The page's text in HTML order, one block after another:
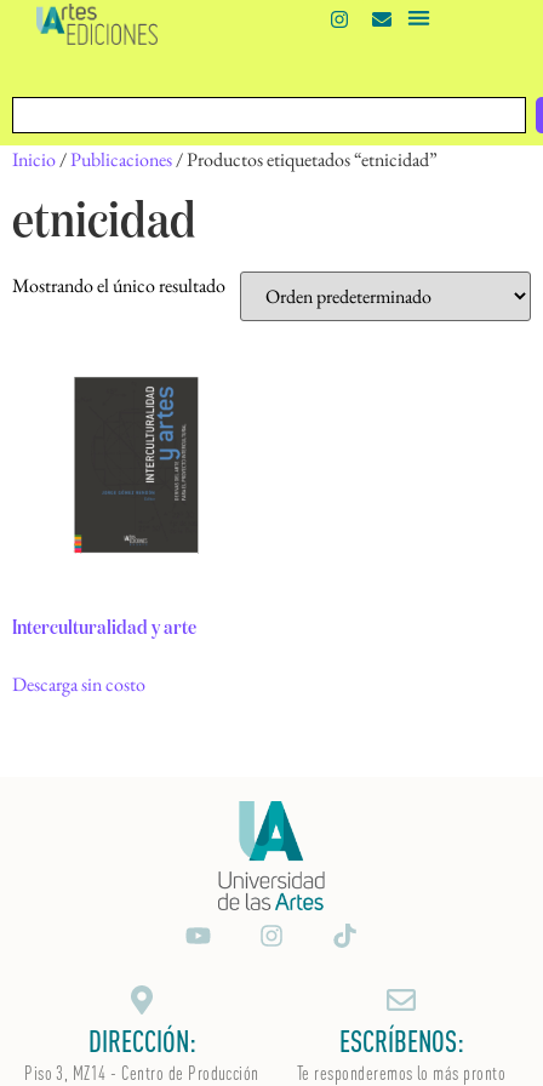
Inicio/Publicaciones/ Productos etiquetados “etnicidad”
etnicidad
Mostrando el único resultado
Interculturalidad y arte
Descarga sin costo
DIRECCIÓN:
Piso 3, MZ14 - Centro de Producción
ESCRÍBENOS:
Te responderemos lo más pronto